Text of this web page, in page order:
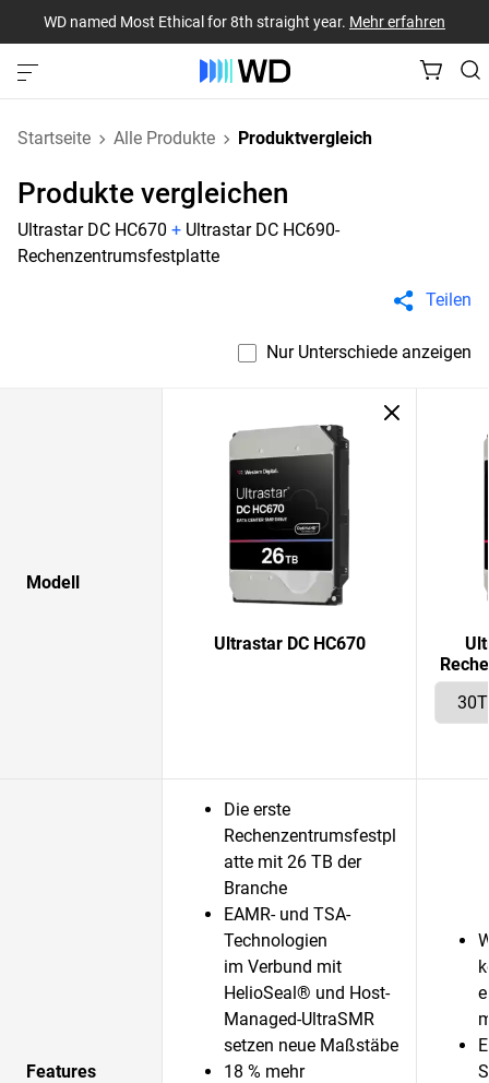
WD named Most Ethical for 8th straight year. Mehr erfahren
Startseite Alle Produkte Produktvergleich
Produkte vergleichen
Ultrastar DC HC670 + Ultrastar DC HC690-
Rechenzentrumsfestplatte
Teilen
Nur Unterschiede anzeigen
Modell
Ultrastar DC HC670
Features
Die erste
Rechenzentrumsfestpl
atte mit 26 TB der
Branche
EAMR- und TSA-
Technologien
im Verbund mit
HelioSeal® und Host-
Managed-UltraSMR
setzen neue Maßstäbe
18 % mehr